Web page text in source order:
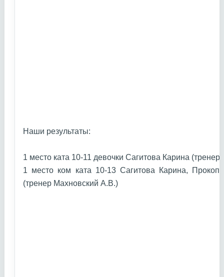
Наши результаты:
1 место ката 10-11 девочки Сагитова Карина
1 место ком ката 10-13 Сагитова Карина,
(тренер Махновский А.В.)